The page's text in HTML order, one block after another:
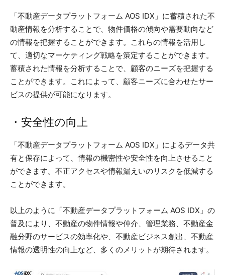
「不動産データプラットフォーム AOS IDX」に蓄積された不
動産情報を分析することで、物件価格の傾向や需要動向など
の情報を把握することができます。これらの情報を活用し
て、適切なマーケティング戦略を策定することができます。
蓄積された情報を分析することで、顧客のニーズを把握する
ことができます。これによって、顧客ニーズに合わせたサー
ビスの提供が可能になります。
・安全性の向上
「不動産データプラットフォーム AOS IDX」によるデータ共
有と保存によって、情報の機密性や安全性を向上させること
ができます。不正アクセスや情報漏えいのリスクを低減する
ことができます。
以上のように「不動産データプラットフォーム AOS IDX」の
普及により、不動産の物件情報や仲介、管理業務、不動産金
融分野のサービスの効率化や、不動産ビジネス創出、不動産
情報の透明性の向上など、多くのメリットが期待されます。